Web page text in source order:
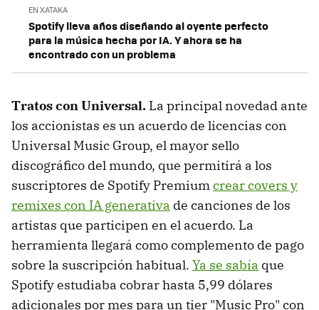
EN XATAKA
Spotify lleva años diseñando al oyente perfecto
para la música hecha por IA. Y ahora se ha
encontrado con un problema
Tratos con Universal. La principal novedad ante
los accionistas es un acuerdo de licencias con
Universal Music Group, el mayor sello
discográfico del mundo, que permitirá a los
suscriptores de Spotify Premiumcrear covers y
remixes con IA generativa de canciones de los
artistas que participen en el acuerdo. La
herramienta llegará como complemento de pago
sobre la suscripción habitual. Ya se sabía que
Spotify estudiaba cobrar hasta 5,99 dólares
adicionales por mes para un tier "Music Pro" con